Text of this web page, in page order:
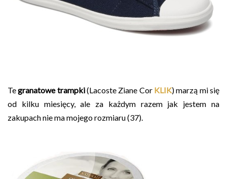
Tegranatowe trampki(Lacoste Ziane Cor KLIK) marzą mi się
od kilku miesięcy, ale za każdym razem jak jestem na
zakupach nie ma mojego rozmiaru (37).